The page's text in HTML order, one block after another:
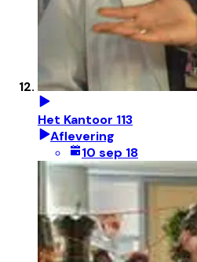
Het Kantoor 113
Aflevering
10 sep 18